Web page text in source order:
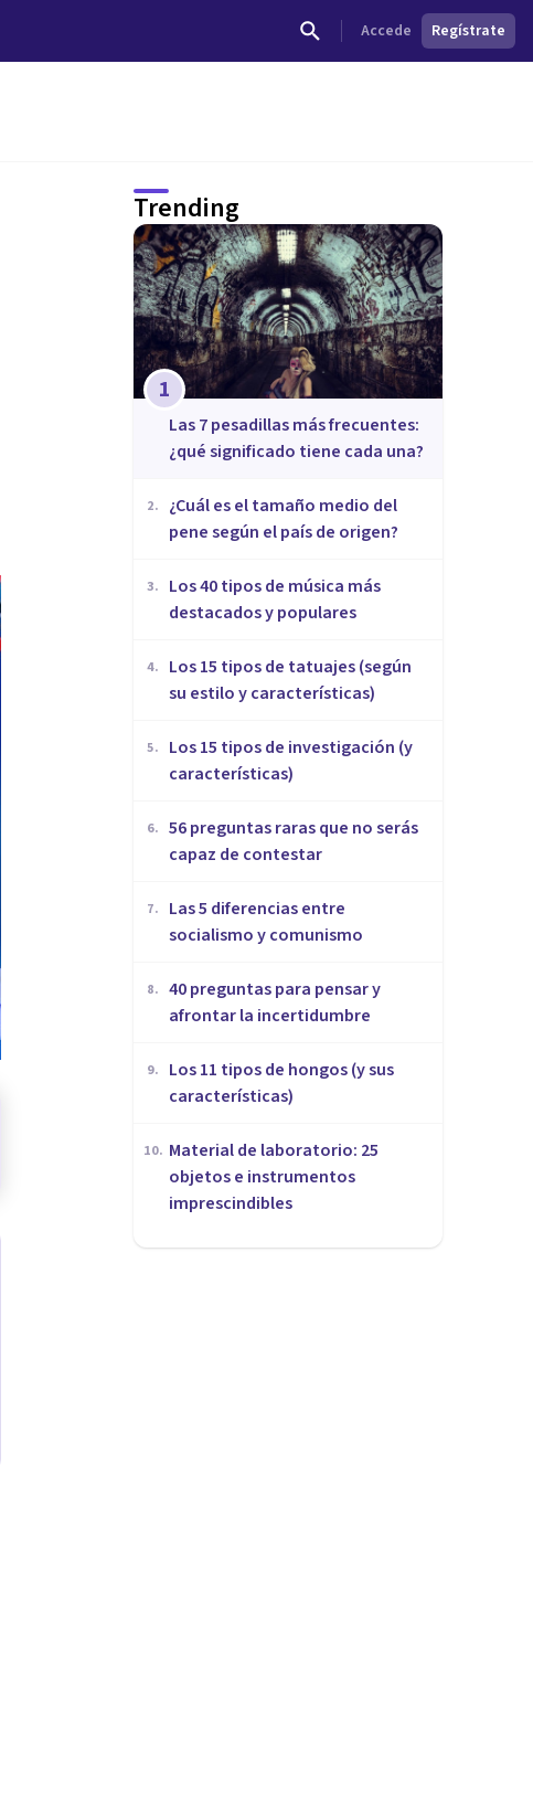
Accede Regístrate
Trending
1
Las 7 pesadillas más frecuentes:
¿qué significado tiene cada una?
2.
¿Cuál es el tamaño medio del
pene según el país de origen?
3.
Los 40 tipos de música más
destacados y populares
4.
Los 15 tipos de tatuajes (según
su estilo y características)
5.
Los 15 tipos de investigación (y
características)
6. 56 preguntas raras que no serás
capaz de contestar
7.
Las 5 diferencias entre
socialismo y comunismo
8. 40 preguntas para pensar y
afrontar la incertidumbre
9.
Los 11 tipos de hongos (y sus
características)
10. Material de laboratorio: 25
objetos e instrumentos
imprescindibles